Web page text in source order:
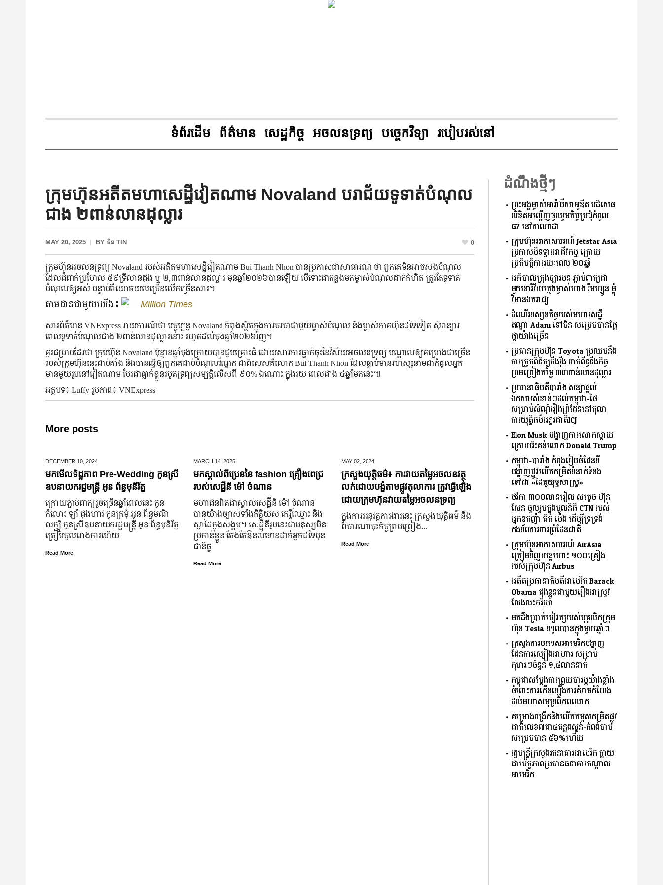
ទំព័រដើម ព័ត៌មាន សេដ្ឋកិច្ច អចលនទ្រព្យ បច្ចេកវិទ្យា របៀបរស់នៅ
ក្រុមហ៊ុនអតីតមហាសេដ្ឋីវៀតណាម Novaland បរាជ័យទូទាត់បំណុល
ជាង ២ពាន់លានដុល្លារ
MAY 20, 2025 BY ទីន TIN 0
ក្រុមហ៊ុនអចលនទ្រព្យ Novaland របស់អតីតមហាសេដ្ឋីវៀតណាម Bui Thanh Nhon បានប្រកាសជាសាធារណៈថា ពួកគេមិនអាចសងបំណុល
ដែលជំពាក់ប្រហែល ៥៩ទ្រីលានដុង ឬ ២,៣ពាន់លានដុល្លារ មុនឆ្នាំ២០២៦បានឡើយ បើទោះជាកន្លងមកម្ចាស់បំណុលដាក់កំហិត ត្រូវតែទូទាត់
បំណុលឲ្យអស់ បន្ទាប់ពីយោគយល់ច្រើនលើកច្រើនសារ។
តាមដានជាមួយយើង៖ Million Times
សារព័ត៌មាន VNExpress រាយការណ៍ថា បច្ចុប្បន្ន Novaland កំពុងស្ថិតក្នុងការចរចាជាមួយម្ចាស់បំណុល និងម្ចាស់ភាគហ៊ុនដទៃទៀត សុំពន្យារ
ពេលទូទាត់បំណុលជាង ២ពាន់លានដុល្លារនោះ រហូតដល់ចុងឆ្នាំ២០២៦វិញ។
គួរជម្រាបដែរថា ក្រុមហ៊ុន Novaland ប៉ុន្មានឆ្នាំចុងក្រោយបានជួបគ្រោះធំ ដោយសារការធ្លាក់ចុះនៃវិស័យអចលនទ្រព្យ បណ្ដាលឲ្យគម្រោងជាច្រើន
របស់ក្រុមហ៊ុននេះជាប់គាំង និងបានធ្វើឲ្យពួកគេជាប់បំណុលវ័ណ្ឌក ជាពិសេសគឺលោក Bui Thanh Nhon ដែលធ្លាប់មានរហស្សនាមជាកំពូលអ្នក
មានមួយរូបនៅវៀតណាម បែរជាធ្លាក់ខ្លួនរបូតទ្រព្យសម្បត្តិលើសពី ៩០% ឯណោះ ក្នុងរយៈពេលជាង ៤ឆ្នាំមកនេះ៕
អត្ថបទ៖ Luffy រូបភាព៖ VNExpress
More posts
DECEMBER 10, 2024
មកមើលទិដ្ឋភាព Pre-Wedding កូនស្រី
ឧបនាយករដ្ឋមន្រ្តី អូន ព័ន្ធមុនីរ័ត្ន
ក្រោយ​ភ្ជាប់​ពាក្យ​រួច​ច្រើន​ឆ្នាំ​ពេលនេះ កូន
កំលោះ ឡាំ ជុងហាវ កូនក្រមុំ អូន ព័ន្ធមណី
លក្ស្មី កូនស្រី​ឧបនាយករដ្ឋមន្ត្រី អូន ព័ន្ធមុនីរ័ត្ន
ត្រៀម​ចូល​រោងការ​ហើយ
Read More
MARCH 14, 2025
មកស្គាល់ពីប្រេននៃ​ fashion គ្រឿងពេជ្រ
របស់សេដ្ឋីនី ម៉ៅ ចំណាន
មហាជន​ពិតជា​ស្គាល់​សេដ្ឋី​នី ម៉ៅ ចំណាន
បាន​យ៉ាង​ច្បាស់​ទាំង​កិត្តិយស កេរ្តិ៍ឈ្មោះ និង​
ស្នាដៃ​ក្នុង​សង្គម។ សេដ្ឋី​នី​រូប​នេះ​ជា​មនុស្ស​មិន​
ប្រកាន់​ខ្លួន តែងតែ​ឱនលំទោន​ដាក់​អ្នក​ដទៃ​មុន​
ជានិច្ច
Read More
MAY 02, 2024
ក្រសួងយុត្តិធម៌៖ ការវាយតម្លៃអចលនវត្ថុ
លក់ដោយបង្ខំតាមផ្លូវតុលាការ ត្រូវធ្វើឡើង
ដោយក្រុមហ៊ុនវាយតម្លៃអចលនទ្រព្យ
ក្នុងការអនុវត្តការងារនេះ ក្រសួងយុត្តិធម៌ នឹង
ពិចារណាចុះកិច្ចព្រមព្រៀង...
Read More
ដំណឹងថ្មីៗ
ព្រះអង្គម្ចាស់អារ៉ាប៊ីសាអូឌីត បដិសេធ
លិខិតអញ្ជើញចូលរួមកិច្ចប្រជុំកំពូល
G7 នៅកាណាដា
ក្រុមហ៊ុនអាកាសចរណ៍ Jetstar Asia
ប្រកាសបិទទ្វារអាជីវកម្ម ក្រោយ
ប្រតិបត្តិការរយៈពេល ២០ឆ្នាំ
អភិបាលក្រុងច្បារមន ភ្ជាប់ពាក្យជា
មួយនារីវ័យក្មេងម្ចាស់ហាង រ៉ីមហ្សូន ម្តុំ
វិមានឯករាជ្យ
ដំណើរទស្សនកិច្ចរបស់មហាសេដ្ឋី
ឥណ្ឌា Adani ទៅចិន សម្រេចបានផ្លែ
ផ្កាយ៉ាងច្រើន
ប្រធានក្រុមហ៊ុន Toyota ប្រឈមនឹង
ការត្រួតពិនិត្យតឹងរ៉ឹង ពាក់ព័ន្ធនឹងកិច្ច
ព្រមព្រៀងតម្លៃ ៣៣ពាន់លានដុល្លារ
ប្រធានាធិបតីបារាំង សន្យាផ្ដល់
ឯកសារសំខាន់ៗដល់កម្ពុជា-ថៃ
សម្រាប់សំណុំរឿងព្រំដែននៅតុលា
ការយុតិ្តធម៌អន្តរជាតិICJ
Elon Musk បង្ហាញការសោកស្ដាយ
ក្រោយរិះគន់លោក Donald Trump
កម្ពុជា-បារាំង កំពុងរៀបចំផែនទី
បង្ហាញផ្លូវលើកកម្រិតទំនាក់ទំនង
ទៅជា «ដៃគូយុទ្ធសាស្ត្រ»
ថវិកា ៣០០លានរៀល សម្តេច ហ៊ុន
សែន ចូលរួមក្នុងមូលនិធិ CTN របស់
អ្នកឧកញ៉ា គិត ម៉េង ដើម្បីទ្រទ្រង់
កងទ័ពការពារព្រំដែនជាតិ
ក្រុមហ៊ុនអាកាសចរណ៍ AirAsia
ត្រៀមទិញយន្តហោះ ១០០គ្រឿង
របស់ក្រុមហ៊ុន Airbus
អតីតប្រធានាធិបតីអាមេរិក Barack
Obama ផុងខ្លួនជាមួយរឿងអាស្រូវ
លែងលះភរិយា
មកដឹងប្រាក់បៀវត្សរបស់បុគ្គលិកក្រុម
ហ៊ុន Tesla ទទួលបានក្នុងមួយឆ្នាំៗ
ក្រសួងការបរទេសអាមេរិកបង្ហាញ
ផែនការស្បៀងអាហារ សម្រាប់
កុមារៗចំនួន ១,៤លាននាក់
កម្ពុជាសម្តែងការព្រួយបារម្ភយ៉ាងខ្លាំង
ចំពោះការកើនឡើងការគំរាមកំហែង
ដល់មហាសមុទ្រពិភពលោក
គម្រោងពង្រីកនិងលើកកម្ពស់កម្រិតផ្លូវ
ជាតិលេខ៧ជា៤គន្លងស្គន់-កំពង់ចាម
សម្រេចបាន ៥៦%ហើយ
រដ្ឋមន្ត្រីក្រសួងរតនាគារអាមេរិក ក្លាយ
ជាបេក្ខភាពប្រធានធនាគារកណ្ដាល
អាមេរិក